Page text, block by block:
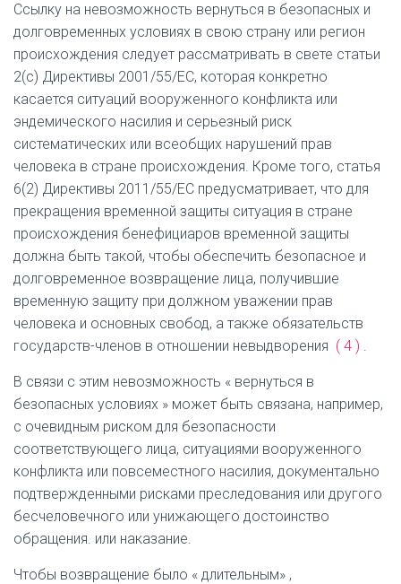
Ссылку на невозможность вернуться в безопасных и
долговременных условиях в свою страну или регион
происхождения следует рассматривать в свете статьи
2(c) Директивы 2001/55/ЕС, которая конкретно
касается ситуаций вооруженного конфликта или
эндемического насилия и серьезный риск
систематических или всеобщих нарушений прав
человека в стране происхождения. Кроме того, статья
6(2) Директивы 2011/55/ЕС предусматривает, что для
прекращения временной защиты ситуация в стране
происхождения бенефициаров временной защиты
должна быть такой, чтобы обеспечить безопасное и
долговременное возвращение лица, получившие
временную защиту при должном уважении прав
человека и основных свобод, а также обязательств
государств-членов в отношении невыдворения ( 4 ) .
В связи с этим невозможность « вернуться в
безопасных условиях » может быть связана, например,
с очевидным риском для безопасности
соответствующего лица, ситуациями вооруженного
конфликта или повсеместного насилия, документально
подтвержденными рисками преследования или другого
бесчеловечного или унижающего достоинство
обращения. или наказание.
Чтобы возвращение было « длительным» ,